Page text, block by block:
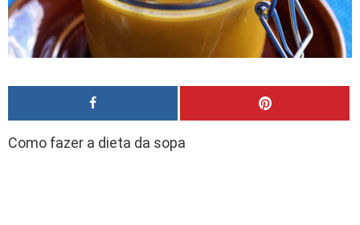
Como fazer a dieta da sopa